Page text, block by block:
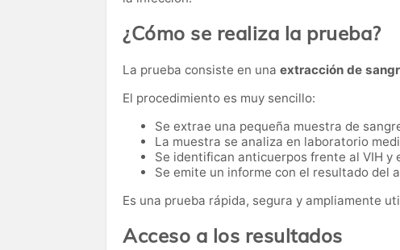
¿Cómo se realiza la prueba?
La prueba consiste en una extracción de
El procedimiento es muy sencillo:
Se extrae una pequeña muestra de
La muestra se analiza en laboratorio
Se identifican anticuerpos frente al VIH y
Se emite un informe con el resultado del
Es una prueba rápida, segura y ampliamente
Acceso a los resultados